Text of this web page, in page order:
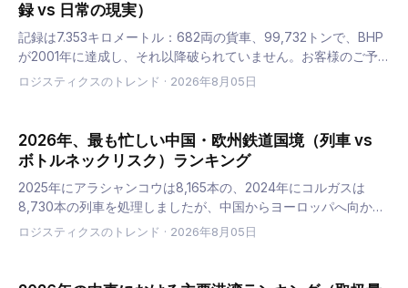
録 vs 日常の現実）
記録は7.353キロメートル：682両の貨車、99,732トンで、BHP
が2001年に達成し、それ以降破られていません。お客様のご予
約を管理する数値は、欧州規格の740メートルです。ここにラン
ロジスティクスのトレンド · 2026年8月05日
2026年、最も忙しい中国・欧州鉄道国境（列車 vs
ボトルネックリスク）ランキング
2025年にアラシャンコウは8,165本の、2024年にコルガスは
8,730本の列車を処理しましたが、中国からヨーロッパへ向かう
列車の85～90％がポーランドの1つのターミナルからEUに入国し
ロジスティクスのトレンド · 2026年8月05日